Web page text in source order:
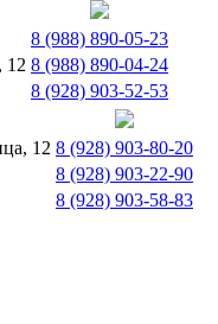
8 (988) 890-05-23
12 8 (988) 890-04-24
8 (928) 903-52-53
12 8 (928) 903-80-20
8 (928) 903-22-90
8 (928) 903-58-83